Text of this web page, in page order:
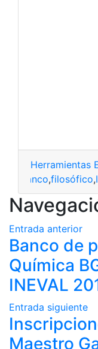
Herramientas
banco,filosófico,
Entrada anterior
Banco de
Química
INEVAL
Entrada siguiente
Maestro